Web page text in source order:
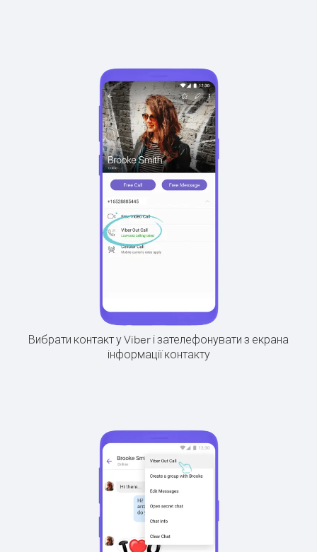
Вибрати контакт у Viber і зателефонувати з екрана
інформації контакту